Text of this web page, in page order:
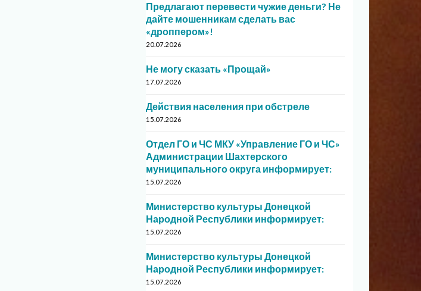
Предлагают перевести чужие деньги? Не
дайте мошенникам сделать вас
«дроппером»!
20.07.2026
Не могу сказать «Прощай»
17.07.2026
Действия населения при обстреле
15.07.2026
Отдел ГО и ЧС МКУ «Управление ГО и ЧС»
Администрации Шахтерского
муниципального округа информирует:
15.07.2026
Министерство культуры Донецкой
Народной Республики информирует:
15.07.2026
Министерство культуры Донецкой
Народной Республики информирует:
15.07.2026